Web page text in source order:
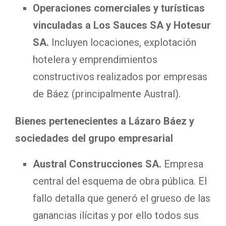
Operaciones comerciales y turísticas
vinculadas a Los Sauces SA y Hotesur
SA. Incluyen locaciones, explotación
hotelera y emprendimientos
constructivos realizados por empresas
de Báez (principalmente Austral).
Bienes pertenecientes a Lázaro Báez y
sociedades del grupo empresarial
Austral Construcciones SA. Empresa
central del esquema de obra pública. El
fallo detalla que generó el grueso de las
ganancias ilícitas y por ello todos sus